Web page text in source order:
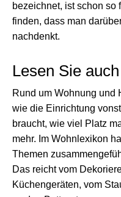
bezeichnet, ist schon so
finden, dass man
nachdenkt.
Lesen Sie auch
Rund um Wohnung und
wie die Einrichtung
braucht, wie viel Platz
mehr. Im Wohnlexikon
Themen
Das reicht vom
Küchengeräten, vom